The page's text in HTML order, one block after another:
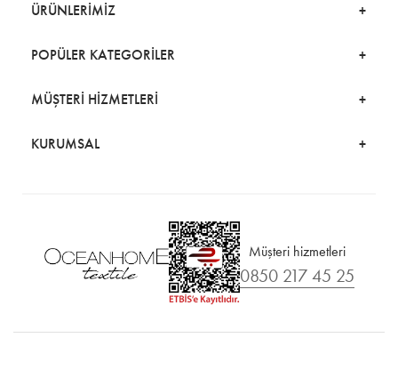
ÜRÜNLERİMİZ
POPÜLER KATEGORİLER
MÜŞTERİ HİZMETLERİ
KURUMSAL
Müşteri hizmetleri
0850 217 45 25